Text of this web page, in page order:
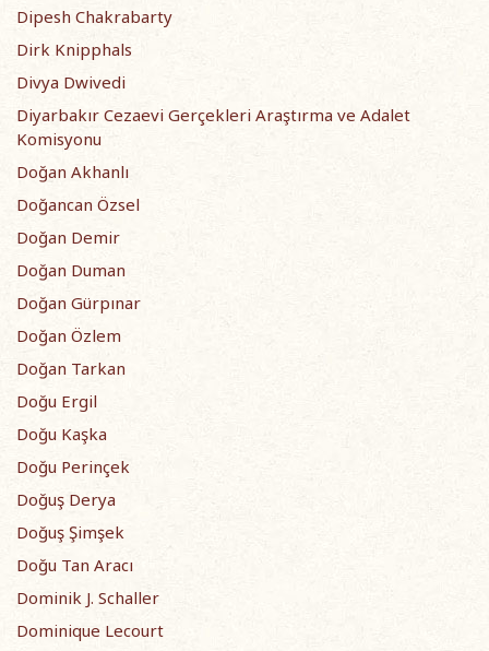
Dipesh Chakrabarty
Dirk Knipphals
Divya Dwivedi
Diyarbakır Cezaevi Gerçekleri Araştırma ve Adalet
Komisyonu
Doğan Akhanlı
Doğancan Özsel
Doğan Demir
Doğan Duman
Doğan Gürpınar
Doğan Özlem
Doğan Tarkan
Doğu Ergil
Doğu Kaşka
Doğu Perinçek
Doğuş Derya
Doğuş Şimşek
Doğu Tan Aracı
Dominik J. Schaller
Dominique Lecourt